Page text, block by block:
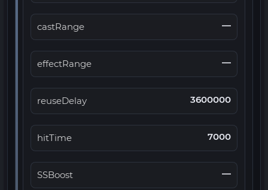
castRange —
effectRange —
reuseDelay 3600000
hitTime 7000
SSBoost —